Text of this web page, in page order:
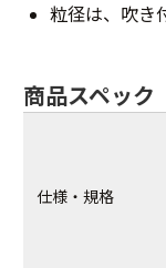
粒径は、吹き
商品スペック
仕様・規格